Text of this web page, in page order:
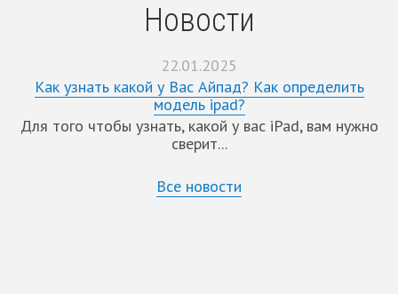
Новости
22.01.2025
Как узнать какой у Вас Айпад? Как определить
модель ipad?
Для того чтобы узнать, какой у вас iPad, вам нужно
сверит...
Все новости